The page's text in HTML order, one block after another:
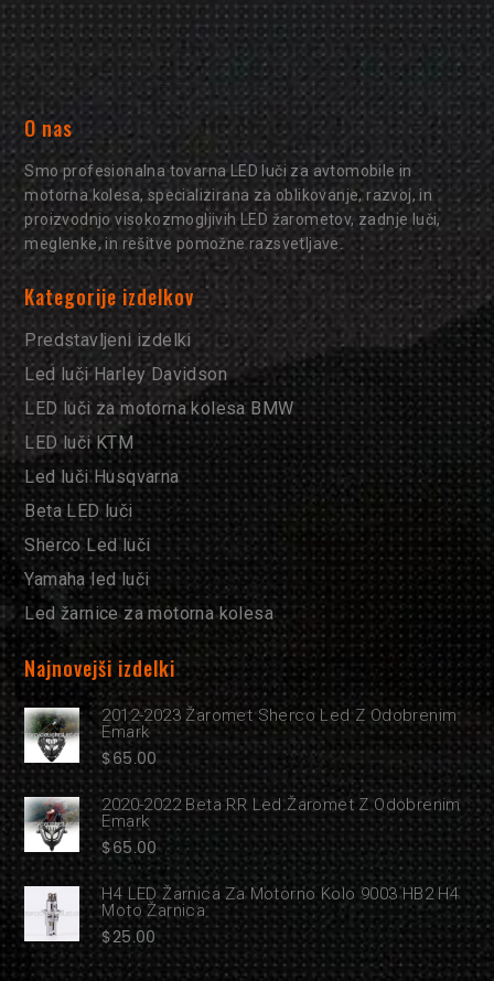
O nas
Smo profesionalna tovarna LED luči za avtomobile in
motorna kolesa, specializirana za oblikovanje, razvoj, in
proizvodnjo visokozmogljivih LED žarometov, zadnje luči,
meglenke, in rešitve pomožne razsvetljave.
Kategorije izdelkov
Predstavljeni izdelki
Led luči Harley Davidson
LED luči za motorna kolesa BMW
LED luči KTM
Led luči Husqvarna
Beta LED luči
Sherco Led luči
Yamaha led luči
Led žarnice za motorna kolesa
Najnovejši izdelki
2012-2023 Žaromet Sherco Led Z Odobrenim
Emark
$65.00
2020-2022 Beta RR Led Žaromet Z Odobrenim
Emark
$65.00
H4 LED Žarnica Za Motorno Kolo 9003 HB2 H4
Moto Žarnica
$25.00